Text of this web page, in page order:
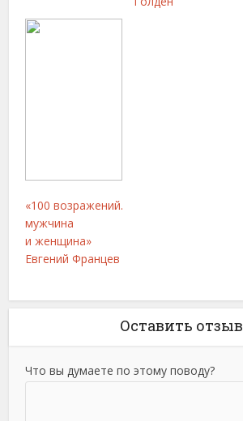
«100 возражений.
мужчина
и женщина»
Евгений Францев
Оставить отзыв
Что вы думаете по этому поводу?